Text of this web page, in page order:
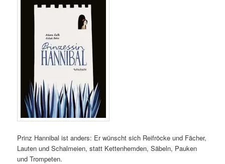
Prinz Hannibal ist anders: Er wünscht sich Reifröcke und Fächer,
Lauten und Schalmeien, statt Kettenhemden, Säbeln, Pauken
und Trompeten.